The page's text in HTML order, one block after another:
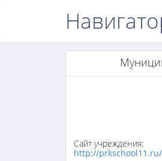
Сайт учреждения:
http://prkschool11.ru/